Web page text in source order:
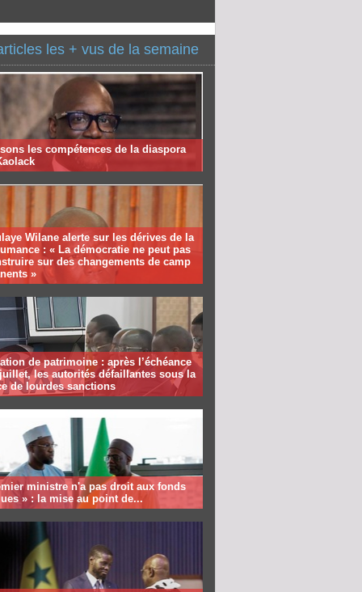
les + vus de la semaine
les compétences de la diaspora
Wilane alerte sur les dérives de la
: « La démocratie ne peut pas
sur des changements de camp
»
de patrimoine : après l’échéance
les autorités défaillantes sous la
de lourdes sanctions
ministre n'a pas droit aux fonds
» : la mise au point de...